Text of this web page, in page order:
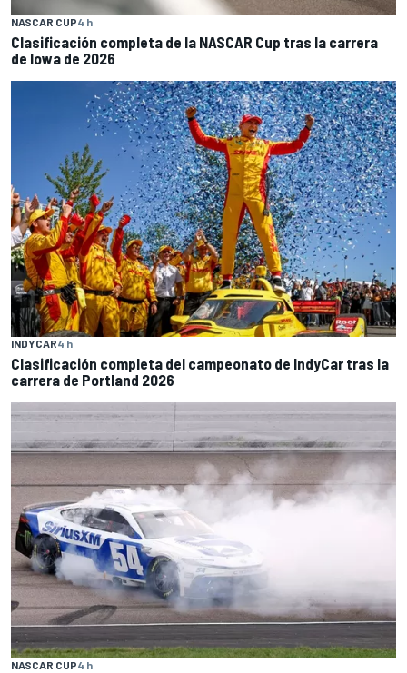
NASCAR CUP4 h
Clasificación completa de la NASCAR Cup tras la carrera
de Iowa de 2026
INDYCAR4 h
Clasificación completa del campeonato de IndyCar tras la
carrera de Portland 2026
NASCAR CUP4 h